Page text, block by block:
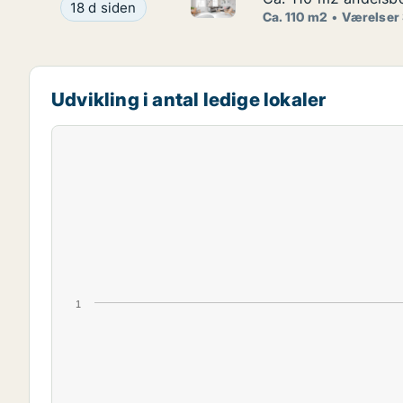
Ca. 110 m2 andelsbolig til salg på 1900
18 d siden
Ca. 110 m2 Værelser
Udvikling i antal ledige lokaler
1